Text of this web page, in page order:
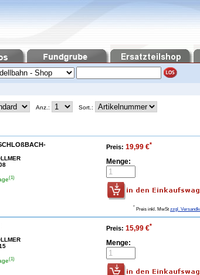
Anz.: Sort.:
(1)
Preis: 19,99 €*
Menge:
* Preis inkl. MwSt zzgl.
(1)
Preis: 15,99 €*
Menge: